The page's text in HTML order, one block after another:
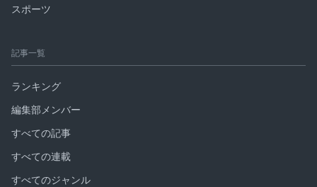
スポーツ
記事一覧
ランキング
編集部メンバー
すべての記事
すべての連載
すべてのジャンル